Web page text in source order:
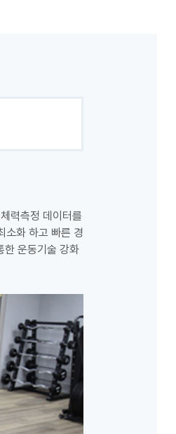
력측정 데이터를
소화 하고 빠른 경
한 운동기술 강화